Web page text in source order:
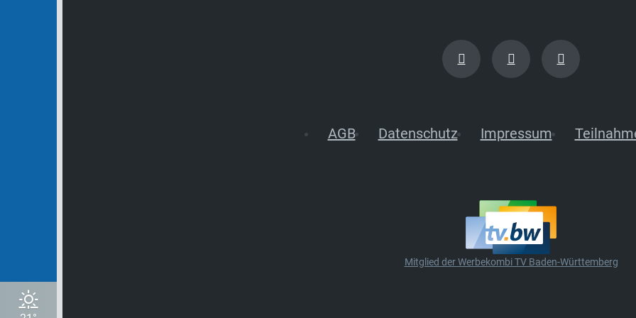
AGB Datenschutz Impressum
Mitglied der Werbekombi TV Baden-Württemberg